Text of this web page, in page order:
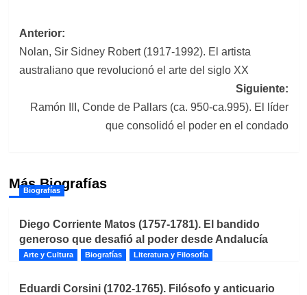
Navegación
de
entradas
Anterior:
Nolan, Sir Sidney Robert (1917-1992). El artista
australiano que revolucionó el arte del siglo XX
Siguiente:
Ramón III, Conde de Pallars (ca. 950-ca.995). El líder
que consolidó el poder en el condado
Más Biografías
Biografías
Diego Corriente Matos (1757-1781). El bandido
generoso que desafió al poder desde Andalucía
Arte y Cultura Biografías Literatura y Filosofía
Eduardi Corsini (1702-1765). Filósofo y anticuario